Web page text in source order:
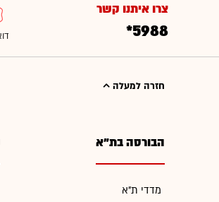
צרו איתנו קשר
*5988
חזרה למעלה
הבורסה בת"א
מדדי ת"א